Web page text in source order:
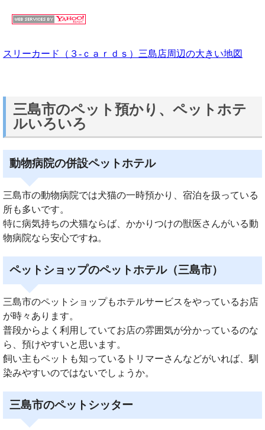
スリーカード（３‐ｃａｒｄｓ）三島店周辺の大きい地図
三島市のペット預かり、ペットホテ
ルいろいろ
動物病院の併設ペットホテル
三島市の動物病院では犬猫の一時預かり、宿泊を扱っている
所も多いです。
特に病気持ちの犬猫ならば、かかりつけの獣医さんがいる動
物病院なら安心ですね。
ペットショップのペットホテル（三島市）
三島市のペットショップもホテルサービスをやっているお店
が時々あります。
普段からよく利用していてお店の雰囲気が分かっているのな
ら、預けやすいと思います。
飼い主もペットも知っているトリマーさんなどがいれば、馴
染みやすいのではないでしょうか。
三島市のペットシッター